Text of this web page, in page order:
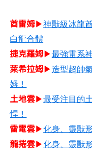
酋雷姆​▶神獸級冰龍
白龍合體
捷克羅姆​▶最強雷系
萊希拉姆​▶造型超帥
姆！
土地雲▶最受注目的
悍！
雷電雲▶化身、靈獸
龍捲雲▶化身、靈獸